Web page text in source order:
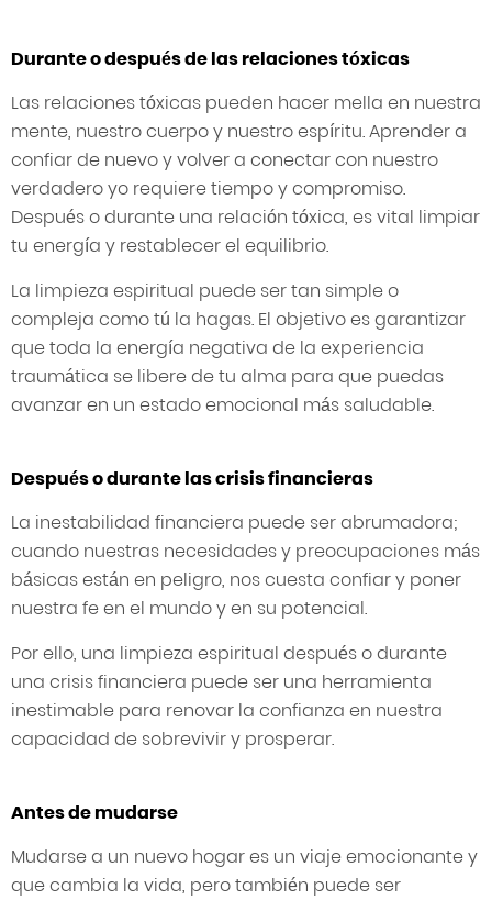
Durante o después de las relaciones tóxicas
Las relaciones tóxicas pueden hacer mella en nuestra
mente, nuestro cuerpo y nuestro espíritu. Aprender a
confiar de nuevo y volver a conectar con nuestro
verdadero yo requiere tiempo y compromiso.
Después o durante una relación tóxica, es vital limpiar
tu energía y restablecer el equilibrio.
La limpieza espiritual puede ser tan simple o
compleja como tú la hagas. El objetivo es garantizar
que toda la energía negativa de la experiencia
traumática se libere de tu alma para que puedas
avanzar en un estado emocional más saludable.
Después o durante las crisis financieras
La inestabilidad financiera puede ser abrumadora;
cuando nuestras necesidades y preocupaciones más
básicas están en peligro, nos cuesta confiar y poner
nuestra fe en el mundo y en su potencial.
Por ello, una limpieza espiritual después o durante
una crisis financiera puede ser una herramienta
inestimable para renovar la confianza en nuestra
capacidad de sobrevivir y prosperar.
Antes de mudarse
Mudarse a un nuevo hogar es un viaje emocionante y
que cambia la vida, pero también puede ser